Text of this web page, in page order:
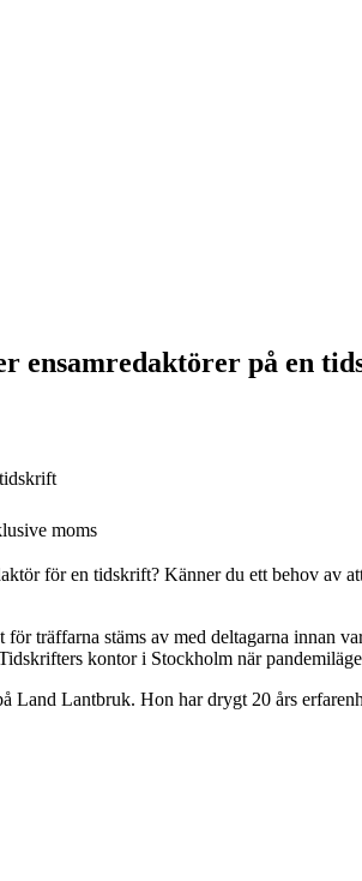
ensamredaktörer på en
moms
för en tidskrift? Känner du ett behov av
träffarna stäms av med deltagarna innan
kontor i Stockholm när
Land Lantbruk. Hon har drygt 20 års